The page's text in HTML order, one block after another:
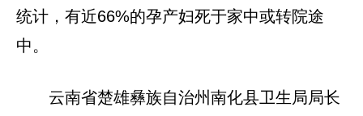
统计，有近66%的孕产妇死于家中或转院途
中。
云南省楚雄彝族自治州南化县卫生局局长